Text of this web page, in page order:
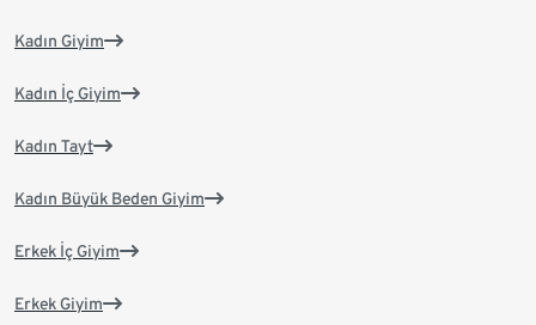
Kadın Giyim
Kadın İç Giyim
Kadın Tayt
Kadın Büyük Beden Giyim
Erkek İç Giyim
Erkek Giyim